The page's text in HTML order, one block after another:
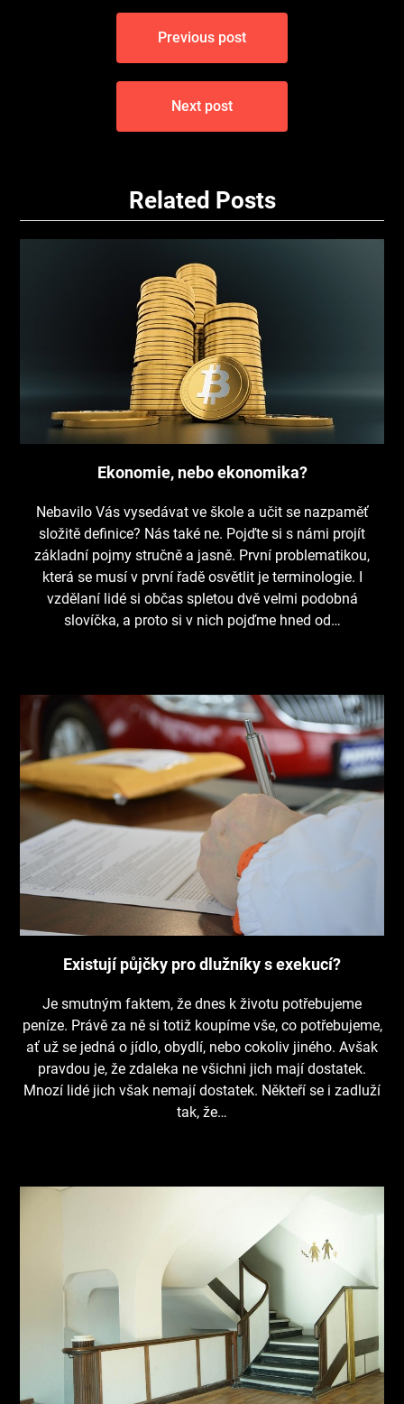
Navigace
příspěvek
Previous post
Next post
Related Posts
Ekonomie, nebo ekonomika?
Nebavilo Vás vysedávat ve škole a učit se nazpaměť
složitě definice? Nás také ne. Pojďte si s námi projít
základní pojmy stručně a jasně. První problematikou,
která se musí v první řadě osvětlit je terminologie. I
vzdělaní lidé si občas spletou dvě velmi podobná
slovíčka, a proto si v nich pojďme hned od…
Existují půjčky pro dlužníky s exekucí?
Je smutným faktem, že dnes k životu potřebujeme
peníze. Právě za ně si totiž koupíme vše, co potřebujeme,
ať už se jedná o jídlo, obydlí, nebo cokoliv jiného. Avšak
pravdou je, že zdaleka ne všichni jich mají dostatek.
Mnozí lidé jich však nemají dostatek. Někteří se i zadluží
tak, že…